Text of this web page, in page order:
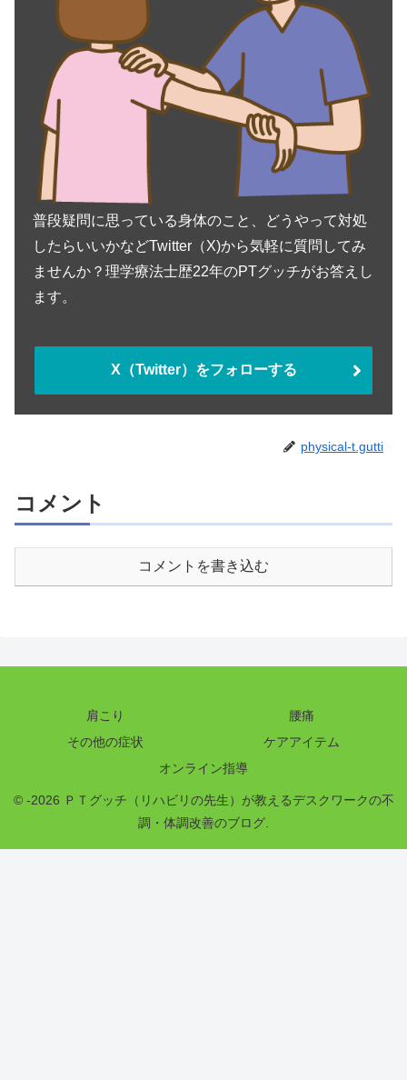
普段疑問に思っている身体のこと、どうやって対処
したらいいかなどTwitter（X)から気軽に質問してみ
ませんか？理学療法士歴22年のPTグッチがお答えし
ます。
X（Twitter）をフォローする
physical-t.gutti
コメント
コメントを書き込む
肩こり
腰痛
その他の症状
ケアアイテム
オンライン指導
© -2026 ＰＴグッチ（リハビリの先生）が教えるデスクワークの不
調・体調改善のブログ.